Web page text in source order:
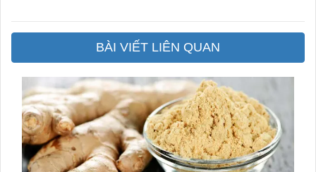
BÀI VIẾT LIÊN QUAN